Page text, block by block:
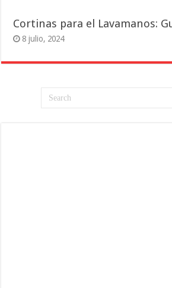
Cortinas para el Lavamanos:
8 julio, 2024